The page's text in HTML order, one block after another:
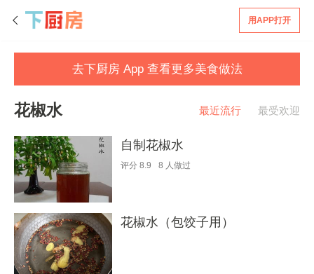
用APP打开
去下厨房 App 查看更多美食做法
花椒水 最近流行 最受欢迎
自制花椒水
评分 8.9 8 人做过
花椒水（包饺子用）